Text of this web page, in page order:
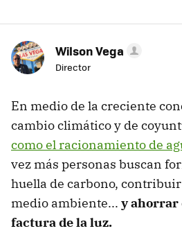
Wilson Vega
Director
En medio de la creciente
cambio climático y de
como el racionamiento de
vez más personas buscan
huella de carbono,
medio ambiente... y ahorrar
factura de la luz.